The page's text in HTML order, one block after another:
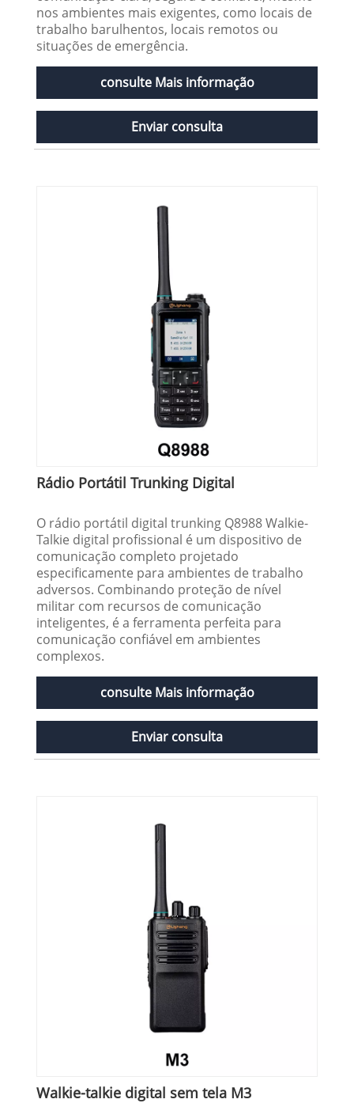
nos ambientes mais exigentes, como locais de
trabalho barulhentos, locais remotos ou
situações de emergência.
consulte Mais informação
Enviar consulta
Rádio Portátil Trunking Digital
O rádio portátil digital trunking Q8988 Walkie-
Talkie digital profissional é um dispositivo de
comunicação completo projetado
especificamente para ambientes de trabalho
adversos. Combinando proteção de nível
militar com recursos de comunicação
inteligentes, é a ferramenta perfeita para
comunicação confiável em ambientes
complexos.
consulte Mais informação
Enviar consulta
Walkie-talkie digital sem tela M3